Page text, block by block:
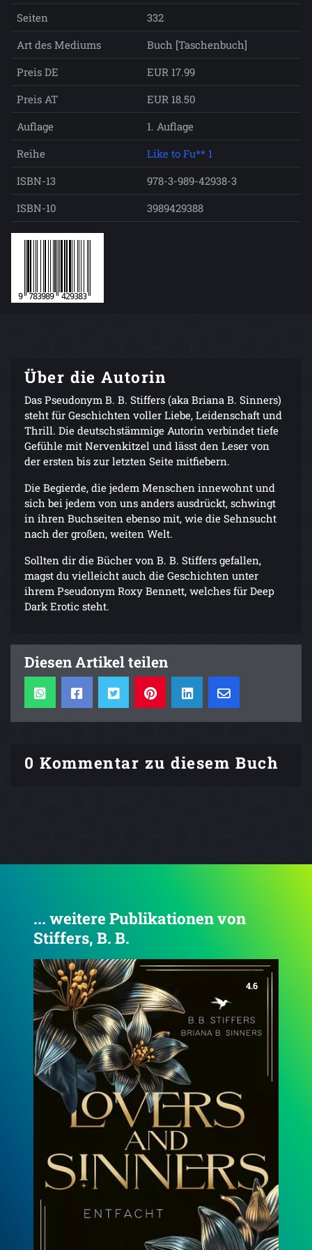
Seiten
332
Art des Mediums
Buch [Taschenbuch]
Preis DE
EUR 17.99
Preis AT
EUR 18.50
Auflage
1. Auflage
Reihe
Like to Fu** 1
ISBN-13
978-3-989-42938-3
ISBN-10
3989429388
Über die Autorin
Das Pseudonym B. B. Stiffers (aka Briana B. Sinners)
steht für Geschichten voller Liebe, Leidenschaft und
Thrill. Die deutschstämmige Autorin verbindet tiefe
Gefühle mit Nervenkitzel und lässt den Leser von
der ersten bis zur letzten Seite mitfiebern.
Die Begierde, die jedem Menschen innewohnt und
sich bei jedem von uns anders ausdrückt, schwingt
in ihren Buchseiten ebenso mit, wie die Sehnsucht
nach der großen, weiten Welt.
Sollten dir die Bücher von B. B. Stiffers gefallen,
magst du vielleicht auch die Geschichten unter
ihrem Pseudonym Roxy Bennett, welches für Deep
Dark Erotic steht.
Diesen Artikel teilen
0 Kommentar zu diesem Buch
... weitere Publikationen von
Stiffers, B. B.
4.7